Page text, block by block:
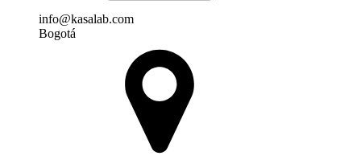
info@kasalab.com
Bogotá